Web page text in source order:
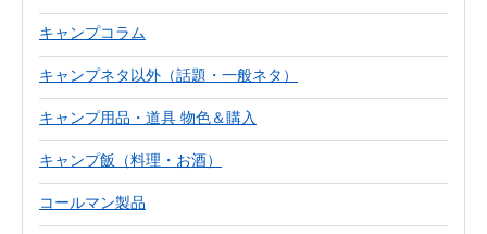
キャンプコラム
キャンプネタ以外（話題・一般ネタ）
キャンプ用品・道具 物色＆購入
キャンプ飯（料理・お酒）
コールマン製品